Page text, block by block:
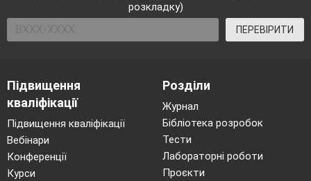
розкладку)
ПЕРЕВІРИТИ
Підвищення
кваліфікації
Підвищення кваліфікації
Вебінари
Конференції
Курси
Розділи
Журнал
Бібліотека розробок
Тести
Лабораторні роботи
Проєкти